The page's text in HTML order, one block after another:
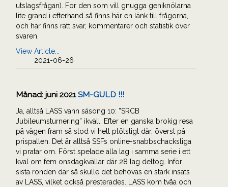
utslagsfrågan). För den som vill gnugga geniknölarna
lite grand i efterhand så finns här en länk till frågorna,
och här finns rätt svar, kommentarer och statistik över
svaren.
View Article...
2021-06-26
Månad: juni 2021 SM-GULD !!!
Ja, alltså LASS vann säsong 10: ”SRCB
Jubileumsturnering” ikväll. Efter en ganska brokig resa
på vägen fram så stod vi helt plötsligt där, överst på
prispallen. Det är alltså SSFs online-snabbschacksliga
vi pratar om. Först spelade alla lag i samma serie i ett
kval om fem onsdagkvällar där 28 lag deltog. Inför
sista ronden där så skulle det behövas en stark insats
av LASS, vilket också presterades. LASS kom tvåa och